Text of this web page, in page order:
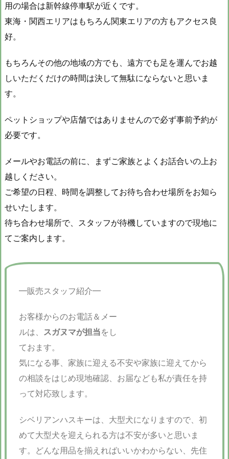
用の場合は新幹線停車駅が近くです。
東海・関西エリアはもちろん関東エリアの方もアクセス良
好。
もちろんその他の地域の方でも、遠方でも足を運んでお越
しいただくだけの時間は決して無駄にならないと思いま
す。
ペットショップや店舗ではありませんので必ず事前予約が
必要です。
メールやお電話の前に、まずご家族とよくお話合いの上お
越しください。
ご希望の日程、時間を調整してお待ち合わせ場所をお知ら
せいたします。
待ち合わせ場所で、スタッフが待機していますので現地に
てご案内します。
━販売スタッフ紹介━
お客様からのお電話＆メー
ルは、 スガヌマが担当をし
ておます。
気になる事、家族に迎える不安や家族に迎えてから
の相談をはじめ現地確認、お届なども私が責任を持
って対応致します。
シベリアンハスキーは、大型犬になりますので、初
めて大型犬を迎えられる方は不安が多いと思いま
す。どんな用品を揃えればいいかわからない、先住